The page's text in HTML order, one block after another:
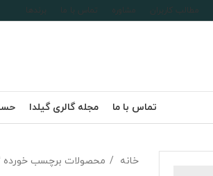
مطالب کاربران مشاوره تماس با ما برندها
تماس با ما مجله گالری گیلدا
خانه محصولات برچسب خورده